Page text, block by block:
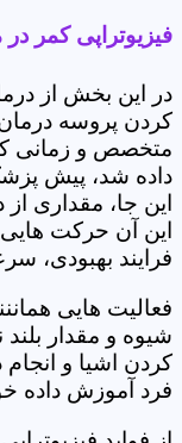
فیزیوتراپی کمر در
در این بخش از
کردن پروسه
متخصص و زمانی
داده شد، پیش
این جا، مقداری
این آن حرکت
فرایند بهبودی،
فعالیت هایی
شیوه و مقدار
کردن اشیا و
فرد آموزش داده